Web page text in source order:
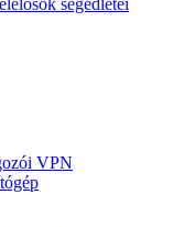
segédletei
VPN